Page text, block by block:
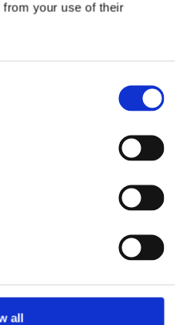
from your use of their
all
Commerce-Plattform für